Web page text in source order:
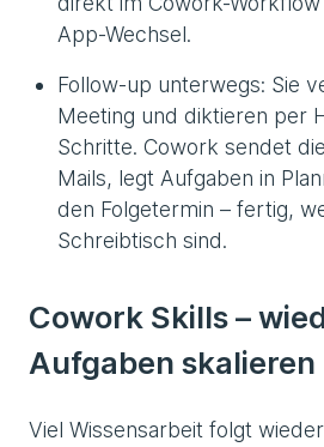
App-Wechsel.
Follow-up unterwegs: Sie
Meeting und diktieren per
Schritte. Cowork sendet
Mails, legt Aufgaben in
den Folgetermin – fertig,
Schreibtisch sind.
Cowork Skills –
Aufgaben skalieren
Viel Wissensarbeit folgt